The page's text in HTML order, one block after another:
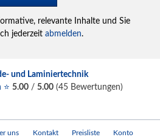
relevante Inhalte und Sie
jederzeit abmelden.
uns Kontakt Preisliste Konto
und Laminiertechnik
5.00/ 5.00(45Bewertungen)